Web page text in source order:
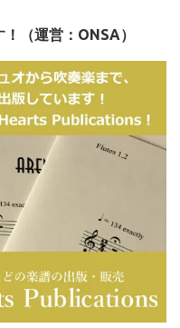
（運営：ONSA）